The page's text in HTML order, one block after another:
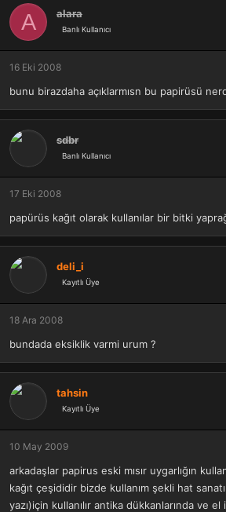
A alara
Banlı Kullanıcı
16 Eki 2008
bunu birazdaha açıklarmısn bu papirüsü
sdbr
Banlı Kullanıcı
17 Eki 2008
papürüs kağıt olarak kullanılar bir bitki
deli_i
Kayıtlı Üye
18 Ara 2008
bundada eksiklik varmi urum ?
tahsin
Kayıtlı Üye
10 May 2009
arkadaşlar papirus eski mısır uygarlığın
kağıt çeşididir bizde kullanım şekli hat
yazı)için kullanılır antika dükkanlarında ve